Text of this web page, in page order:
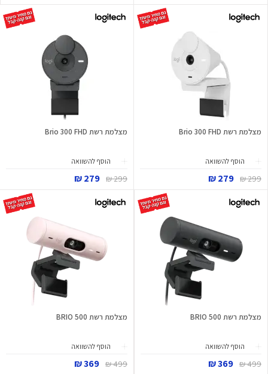
מצלמת רשת Brio 300 FHD
הוסף להשוואה
299 ₪
279 ₪
מצלמת רשת Brio 300 FHD
הוסף להשוואה
299 ₪
279 ₪
מצלמת רשת BRIO 500
הוסף להשוואה
499 ₪
369 ₪
מצלמת רשת BRIO 500
הוסף להשוואה
499 ₪
369 ₪